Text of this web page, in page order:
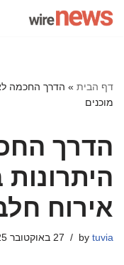
דף הבית » הדרך החכמה
מוכנים
הדרך
אירוח
by tuvia 27 באוקטובר 2025